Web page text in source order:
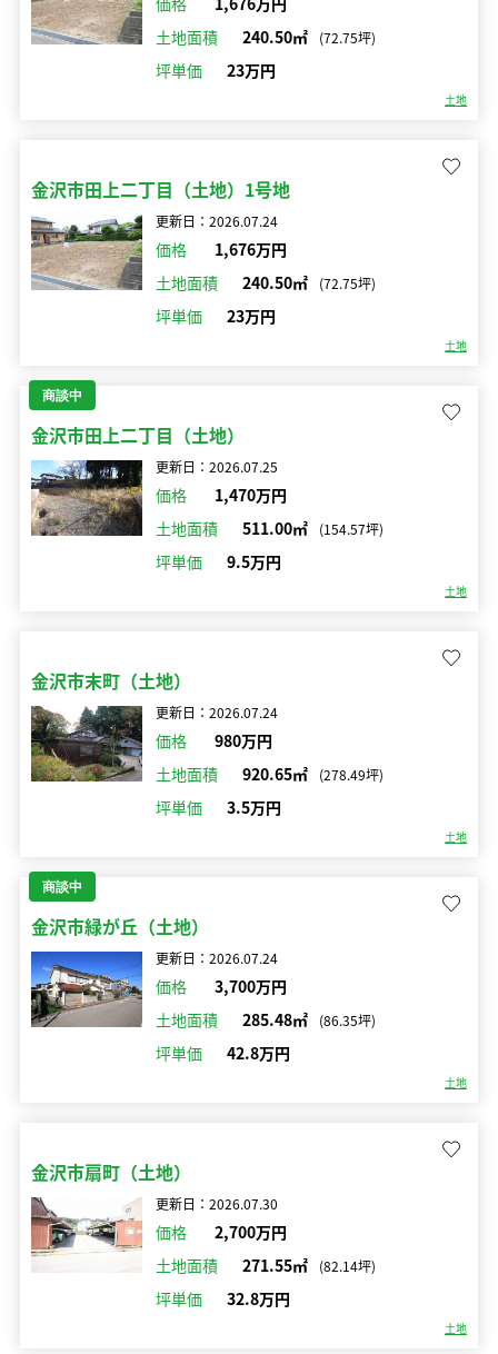
土地面積
240.50㎡ (72.75坪)
坪単価 23万円
土地
金沢市田上二丁目（土地）1号地
更新日：2026.07.24
価格
1,676万円
土地面積
240.50㎡ (72.75坪)
坪単価 23万円
土地
商談中
金沢市田上二丁目（土地）
更新日：2026.07.25
価格
1,470万円
土地面積
511.00㎡ (154.57坪)
坪単価 9.5万円
土地
金沢市末町（土地）
更新日：2026.07.24
価格
980万円
土地面積
920.65㎡ (278.49坪)
坪単価 3.5万円
土地
商談中
金沢市緑が丘（土地）
更新日：2026.07.24
価格
3,700万円
土地面積
285.48㎡ (86.35坪)
坪単価 42.8万円
土地
金沢市扇町（土地）
更新日：2026.07.30
価格
2,700万円
土地面積
271.55㎡ (82.14坪)
坪単価 32.8万円
土地